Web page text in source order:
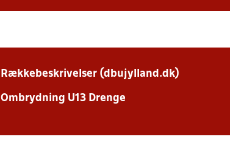
Rækkebeskrivelser (dbujylland.dk)
Ombrydning U13 Drenge